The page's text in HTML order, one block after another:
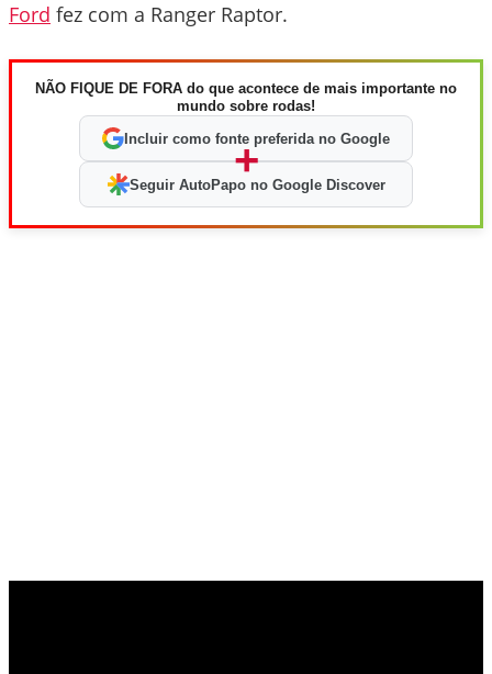
Ford fez com a Ranger Raptor.
NÃO FIQUE DE FORA do que acontece de mais importante no
mundo sobre rodas!
Incluir como fonte preferida no Google
+
Seguir AutoPapo no Google Discover